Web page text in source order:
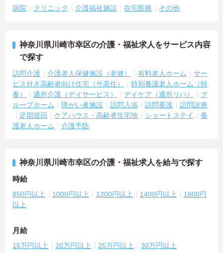
病院 クリニック 介護福祉施設 在宅医療 その他
神奈川県川崎市幸区の介護・福祉求人をサービス内容
で探す
訪問介護 介護老人保健施設（老健） 有料老人ホーム
サー
ビス付き高齢者向け住宅（サ高住）
特別養護老人ホーム（特
養）
通所介護（デイサービス） デイケア（通所リハ）
グ
ループホーム
障がい者施設 訪問入浴 訪問看護
訪問診療
定期巡回
ケアハウス・高齢者住宅地 ショートステイ
養
護老人ホーム
介護予防
神奈川県川崎市幸区の介護・福祉求人を給与で探す
時給
850円以上 1000円以上 1200円以上 1400円以上
1600円
以上
月給
15万円以上 20万円以上 25万円以上 30万円以上